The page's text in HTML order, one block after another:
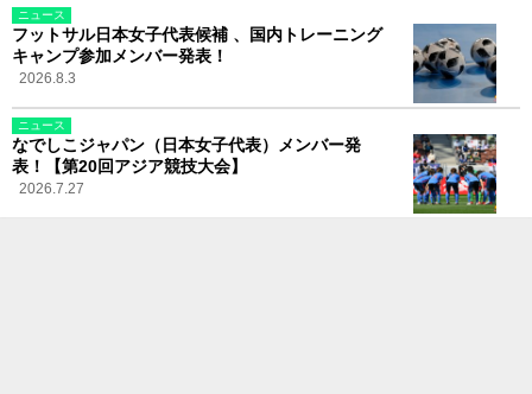
ニュース
フットサル日本女子代表候補 、国内トレーニング
キャンプ参加メンバー発表！
2026.8.3
ニュース
なでしこジャパン（日本女子代表）メンバー発
表！【第20回アジア競技大会】
2026.7.27